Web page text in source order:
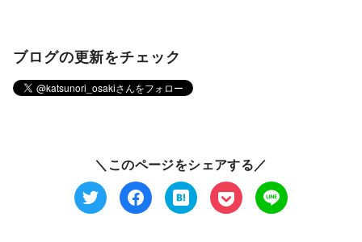
ブログの更新をチェック
＼このページをシェアする／